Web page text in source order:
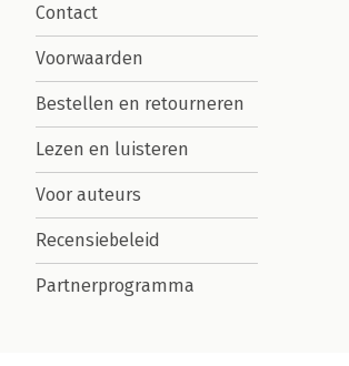
Contact
Voorwaarden
Bestellen en retourneren
Lezen en luisteren
Voor auteurs
Recensiebeleid
Partnerprogramma